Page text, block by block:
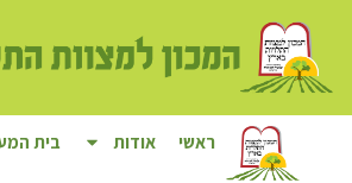
ראשי אודות בית